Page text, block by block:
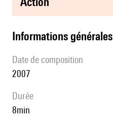
informations générales
date de composition
2007
durée
8min